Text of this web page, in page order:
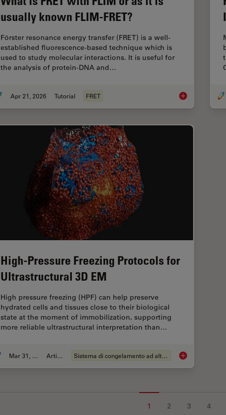
usually known FLIM-FRET?
Förster resonance energy transfer (FRET) is a well-
established fluorescence-based technique which is
used to study molecular interactions. It is useful for
the analysis of protein-DNA and…
Apr 21, 2026 Tutorial FRET What is FRET
High-Pressure Freezing Protocols for
Ultrastructural 3D EM
High pressure freezing (HPF) can help preserve
hydrated cells and tissues close to their biological
state at the moment of immobilization, supporting
more reliable ultrastructural interpretation than…
Mar 31, 2026 Articolo Sistema di congelamento ad alta pressione High-Pressure
1 2 3 4